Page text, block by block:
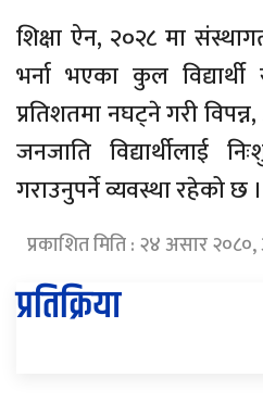
शिक्षा ऐन, २०२८ मा
भर्ना भएका कुल
प्रतिशतमा नघट्ने गरी
जनजाति विद्यार्थीलाई
गराउनुपर्ने व्यवस्था रहेको छ ।
प्रकाशित मिति : २४ असार
प्रतिक्रिया